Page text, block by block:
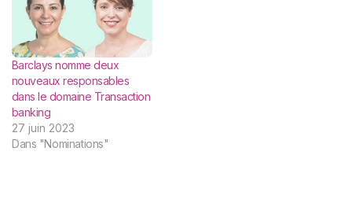
Barclays nomme deux
nouveaux responsables
dans le domaine Transaction
banking
27 juin 2023
Dans "Nominations"